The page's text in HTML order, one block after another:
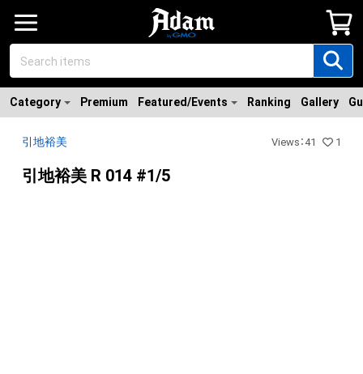
Category Premium Featured/Events Ranking Gallery
引地裕美 Views ：41 1
引地裕美 R 014 #1/5